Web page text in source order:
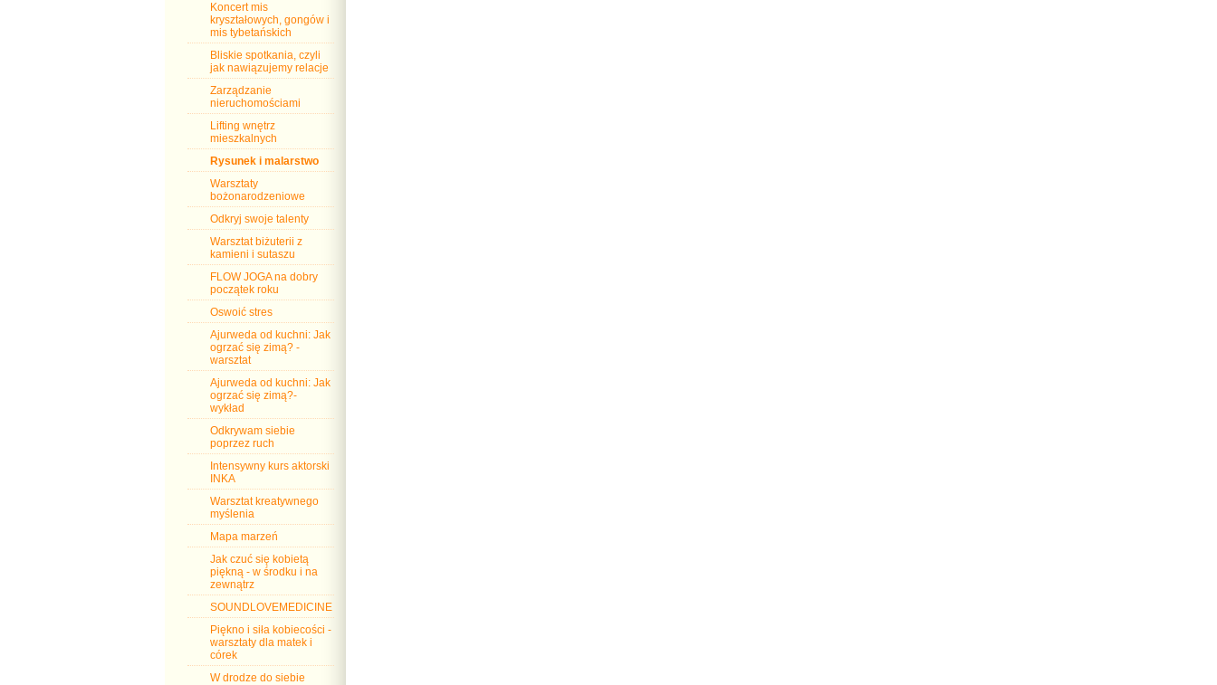
Koncert mis
kryształowych, gongów i
mis tybetańskich
Bliskie spotkania, czyli
jak nawiązujemy relacje
Zarządzanie
nieruchomościami
Lifting wnętrz
mieszkalnych
Rysunek i malarstwo
Warsztaty
bożonarodzeniowe
Odkryj swoje talenty
Warsztat biżuterii z
kamieni i sutaszu
FLOW JOGA na dobry
początek roku
Oswoić stres
Ajurweda od kuchni: Jak
ogrzać się zimą? -
warsztat
Ajurweda od kuchni: Jak
ogrzać się zimą?-
wykład
Odkrywam siebie
poprzez ruch
Intensywny kurs aktorski
INKA
Warsztat kreatywnego
myślenia
Mapa marzeń
Jak czuć się kobietą
piękną - w środku i na
zewnątrz
SOUNDLOVEMEDICINE
Piękno i siła kobiecości -
warsztaty dla matek i
córek
W drodze do siebie